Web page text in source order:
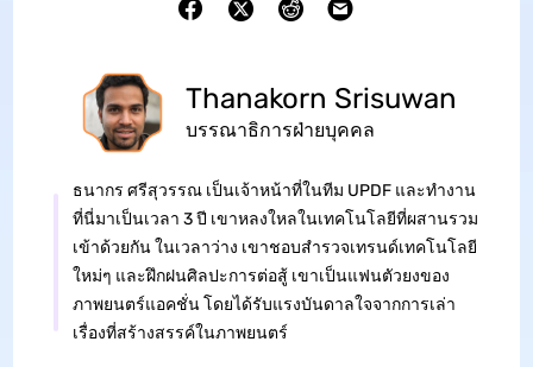
Thanakorn Srisuwan
บรรณาธิการฝ่ายบุคคล
ธนากร ศรีสุวรรณ เป็นเจ้าหน้าที่ในทีม UPDF และทำงาน
ที่นี่มาเป็นเวลา 3 ปี เขาหลงใหลในเทคโนโลยีที่ผสานรวม
เข้าด้วยกัน ในเวลาว่าง เขาชอบสำรวจเทรนด์เทคโนโลยี
ใหม่ๆ และฝึกฝนศิลปะการต่อสู้ เขาเป็นแฟนตัวยงของ
ภาพยนตร์แอคชั่น โดยได้รับแรงบันดาลใจจากการเล่า
เรื่องที่สร้างสรรค์ในภาพยนตร์